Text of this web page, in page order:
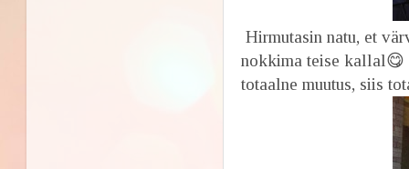
Hirmutasin natu, et
nokkima teise kallal😋
totaalne muutus, siis